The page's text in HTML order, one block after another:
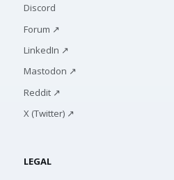
Discord
Forum ↗
LinkedIn ↗
Mastodon ↗
Reddit ↗
X (Twitter) ↗
LEGAL